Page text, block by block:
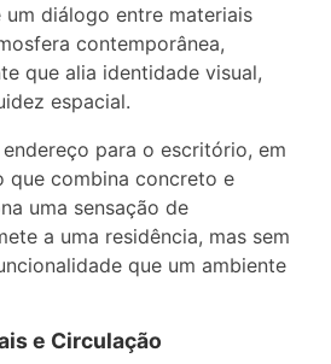
diálogo entre materiais
contemporânea,
que alia identidade visual,
espacial.
para o escritório, em
que combina concreto e
uma sensação de
a uma residência, mas sem
que um ambiente
e Circulação